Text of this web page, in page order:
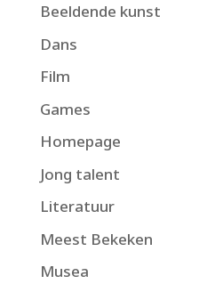
Beeldende kunst
Dans
Film
Games
Homepage
Jong talent
Literatuur
Meest Bekeken
Musea